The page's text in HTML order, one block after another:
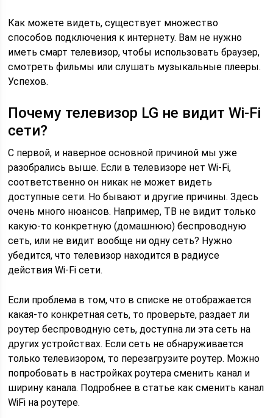
Как можете видеть, существует множество
способов подключения к интернету. Вам не нужно
иметь смарт телевизор, чтобы использовать браузер,
смотреть фильмы или слушать музыкальные плееры.
Успехов.
Почему телевизор LG не видит Wi-Fi
сети?
С первой, и наверное основной причиной мы уже
разобрались выше. Если в телевизоре нет Wi-Fi,
соответственно он никак не может видеть
доступные сети. Но бывают и другие причины. Здесь
очень много нюансов. Например, ТВ не видит только
какую-то конкретную (домашнюю) беспроводную
сеть, или не видит вообще ни одну сеть? Нужно
убедится, что телевизор находится в радиусе
действия Wi-Fi сети.
Если проблема в том, что в списке не отображается
какая-то конкретная сеть, то проверьте, раздает ли
роутер беспроводную сеть, доступна ли эта сеть на
других устройствах. Если сеть не обнаруживается
только телевизором, то перезагрузите роутер. Можно
попробовать в настройках роутера сменить канал и
ширину канала. Подробнее в статье как сменить канал
WiFi на роутере.